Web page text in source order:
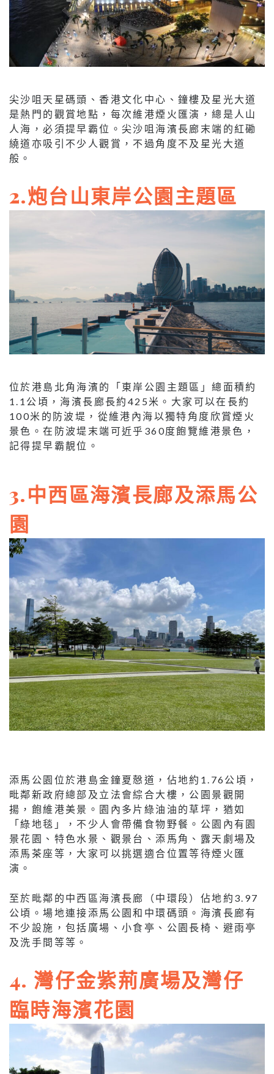
尖沙咀天星碼頭、香港文化中心、鐘樓及星光大道
是熱門的觀賞地點，每次維港煙火匯演，總是人山
人海，必須提早霸位。尖沙咀海濱長廊末端的紅磡
繞道亦吸引不少人觀賞，不過角度不及星光大道
般。
2.炮台山東岸公園主題區
位於港島北角海濱的「東岸公園主題區」總面積約
1.1公頃，海濱長廊長約425米。大家可以在長約
100米的防波堤，從維港內海以獨特角度欣賞煙火
景色。在防波堤末端可近乎360度飽覽維港景色，
記得提早霸靚位。
3.中西區海濱長廊及添馬公
園
添馬公園位於港島金鐘夏慤道，佔地約1.76公頃，
毗鄰新政府總部及立法會綜合大樓，公園景觀開
揚，飽維港美景。園內多片綠油油的草坪，猶如
「綠地毯」，不少人會帶備食物野餐。公園內有園
景花園、特色水景、觀景台、添馬角、露天劇場及
添馬茶座等，大家可以挑選適合位置等待煙火匯
演。
至於毗鄰的中西區海濱長廊（中環段）佔地約3.97
公頃。場地連接添馬公園和中環碼頭。海濱長廊有
不少設施，包括廣場、小食亭、公園長椅、避雨亭
及洗手間等等。
4. 灣仔金紫荊廣場及灣仔
臨時海濱花園